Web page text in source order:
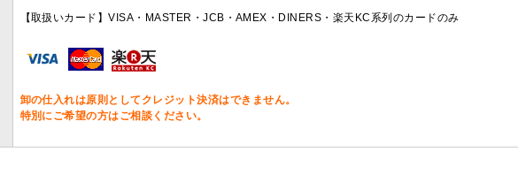
【取扱いカード】VISA・MASTER・JCB・AMEX・DINERS・楽天KC系列のカードのみ
卸の仕入れは原則としてクレジット決済はできません。
特別にご希望の方はご相談ください。